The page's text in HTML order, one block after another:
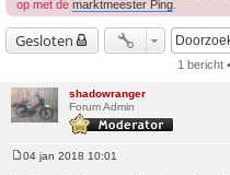
op met de marktmeester Ping
Gesloten
1 bericht
shadowranger
Forum Admin
Bericht
04 jan 2018 10:01